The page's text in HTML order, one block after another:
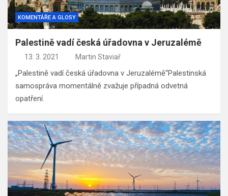
KOMENTÁŘE A GLOSY
Palestině vadí česká úřadovna v Jeruzalémě
13. 3. 2021 Martin Staviař
„Palestině vadí česká úřadovna v Jeruzalémě“Palestinská
samospráva momentálně zvažuje případná odvetná
opatření.